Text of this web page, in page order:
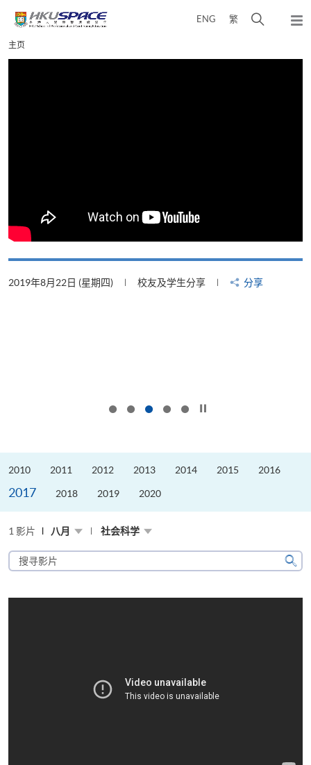
content
ENG 繁
弹
Main
content
主页
2019年8月22日 (星期四) 校友及学生分享 分享
2010 2011 2012 2013 2014 2015 2016
2017 2018 2019 2020
1 影片 八月 社会科学
搜
寻
片
搜